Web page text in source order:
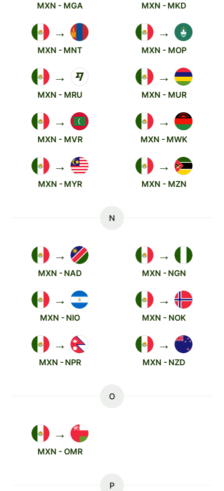
MXN - MGA MXN - MKD
→
MXN - MNT
→
MXN - MOP
→
MXN - MRU
→
MXN - MUR
→
MXN - MVR
→
MXN - MWK
→
MXN - MYR
→
MXN - MZN
N
→
MXN - NAD
→
MXN - NGN
→
MXN - NIO
→
MXN - NOK
→
MXN - NPR
→
MXN - NZD
O
→
MXN - OMR
P